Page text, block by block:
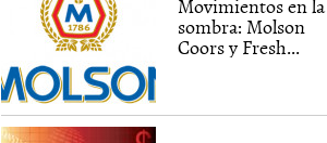
Movimientos en la
sombra: Molson
Coors y Fresh...